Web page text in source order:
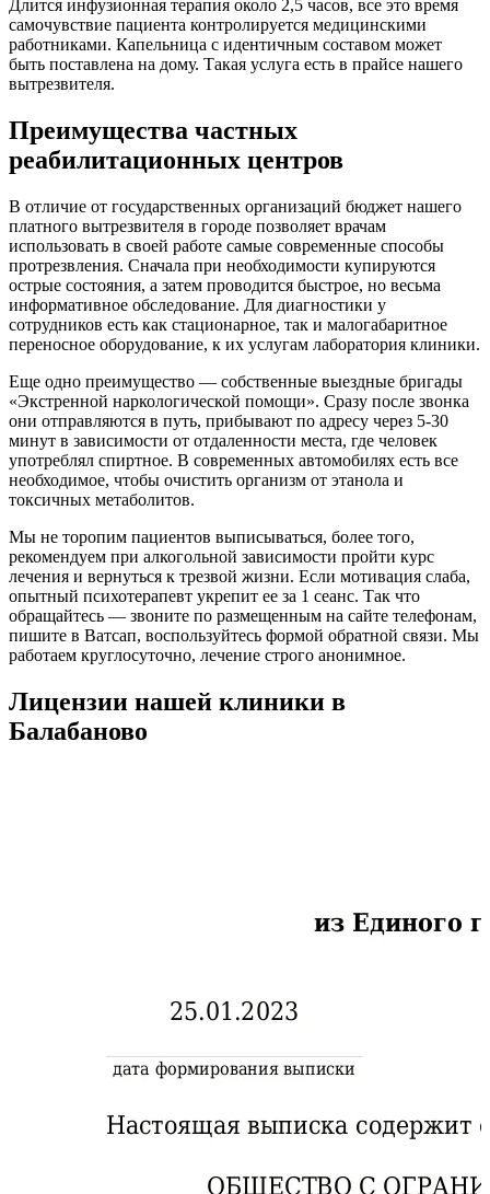
Длится инфузионная терапия около 2,5 часов, все это время
самочувствие пациента контролируется медицинскими
работниками. Капельница с идентичным составом может
быть поставлена на дому. Такая услуга есть в прайсе нашего
вытрезвителя.
Преимущества частных
реабилитационных центров
В отличие от государственных организаций бюджет нашего
платного вытрезвителя в городе позволяет врачам
использовать в своей работе самые современные способы
протрезвления. Сначала при необходимости купируются
острые состояния, а затем проводится быстрое, но весьма
информативное обследование. Для диагностики у
сотрудников есть как стационарное, так и малогабаритное
переносное оборудование, к их услугам лаборатория клиники.
Еще одно преимущество — собственные выездные бригады
«Экстренной наркологической помощи». Сразу после звонка
они отправляются в путь, прибывают по адресу через 5-30
минут в зависимости от отдаленности места, где человек
употреблял спиртное. В современных автомобилях есть все
необходимое, чтобы очистить организм от этанола и
токсичных метаболитов.
Мы не торопим пациентов выписываться, более того,
рекомендуем при алкогольной зависимости пройти курс
лечения и вернуться к трезвой жизни. Если мотивация слаба,
опытный психотерапевт укрепит ее за 1 сеанс. Так что
обращайтесь — звоните по размещенным на сайте телефонам,
пишите в Ватсап, воспользуйтесь формой обратной связи. Мы
работаем круглосуточно, лечение строго анонимное.
Лицензии нашей клиники в
Балабаново